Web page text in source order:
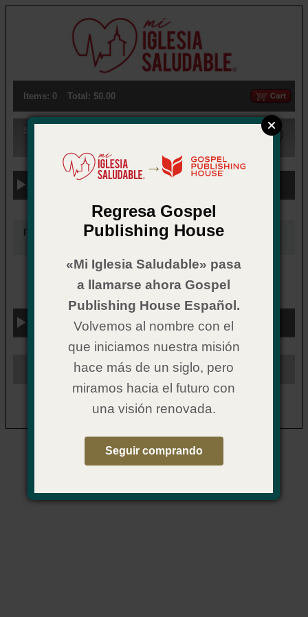
Items: 0 Total: $0.00
Previous Categories
ITEMS UNDER:Nov 19 — Christmas
No results match your search terms.
Back to Top
Springfield, MO 65802-1894 | 1(855) 642-2011
→
Regresa Gospel
Publishing House
«Mi Iglesia Saludable» pasa
a llamarse ahora Gospel
Publishing House Español.
Volvemos al nombre con el
que iniciamos nuestra misión
hace más de un siglo, pero
miramos hacia el futuro con
una visión renovada.
Seguir comprando